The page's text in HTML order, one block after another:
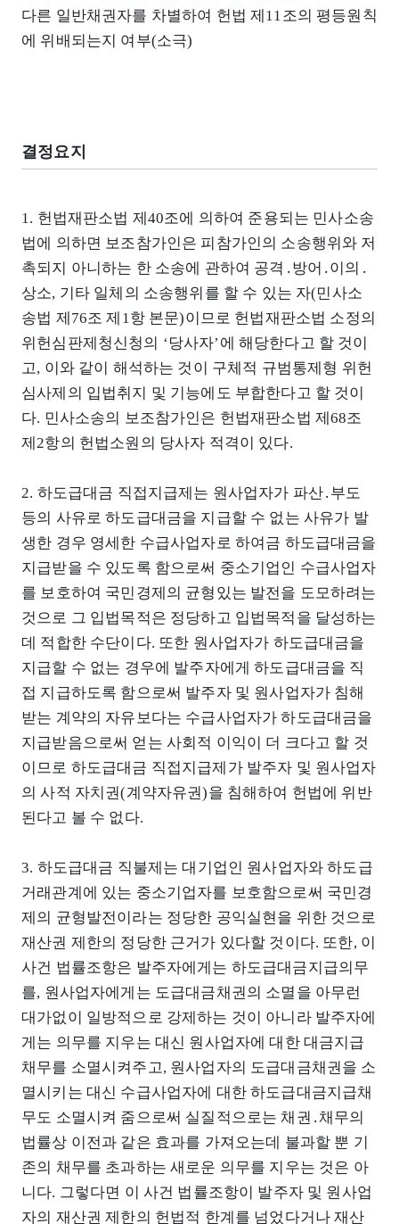
다른 일반채권자를 차별하여 헌법 제11조의 평등원칙
에 위배되는지 여부(소극)
결정요지
1. 헌법재판소법 제40조에 의하여 준용되는 민사소송
법에 의하면 보조참가인은 피참가인의 소송행위와 저
촉되지 아니하는 한 소송에 관하여 공격․방어․이의․
상소, 기타 일체의 소송행위를 할 수 있는 자(민사소
송법 제76조 제1항 본문)이므로 헌법재판소법 소정의
위헌심판제청신청의 ‘당사자’에 해당한다고 할 것이
고, 이와 같이 해석하는 것이 구체적 규범통제형 위헌
심사제의 입법취지 및 기능에도 부합한다고 할 것이
다. 민사소송의 보조참가인은 헌법재판소법 제68조
제2항의 헌법소원의 당사자 적격이 있다.
2. 하도급대금 직접지급제는 원사업자가 파산․부도
등의 사유로 하도급대금을 지급할 수 없는 사유가 발
생한 경우 영세한 수급사업자로 하여금 하도급대금을
지급받을 수 있도록 함으로써 중소기업인 수급사업자
를 보호하여 국민경제의 균형있는 발전을 도모하려는
것으로 그 입법목적은 정당하고 입법목적을 달성하는
데 적합한 수단이다. 또한 원사업자가 하도급대금을
지급할 수 없는 경우에 발주자에게 하도급대금을 직
접 지급하도록 함으로써 발주자 및 원사업자가 침해
받는 계약의 자유보다는 수급사업자가 하도급대금을
지급받음으로써 얻는 사회적 이익이 더 크다고 할 것
이므로 하도급대금 직접지급제가 발주자 및 원사업자
의 사적 자치권(계약자유권)을 침해하여 헌법에 위반
된다고 볼 수 없다.
3. 하도급대금 직불제는 대기업인 원사업자와 하도급
거래관계에 있는 중소기업자를 보호함으로써 국민경
제의 균형발전이라는 정당한 공익실현을 위한 것으로
재산권 제한의 정당한 근거가 있다할 것이다. 또한, 이
사건 법률조항은 발주자에게는 하도급대금지급의무
를, 원사업자에게는 도급대금채권의 소멸을 아무런
대가없이 일방적으로 강제하는 것이 아니라 발주자에
게는 의무를 지우는 대신 원사업자에 대한 대금지급
채무를 소멸시켜주고, 원사업자의 도급대금채권을 소
멸시키는 대신 수급사업자에 대한 하도급대금지급채
무도 소멸시켜 줌으로써 실질적으로는 채권․채무의
법률상 이전과 같은 효과를 가져오는데 불과할 뿐 기
존의 채무를 초과하는 새로운 의무를 지우는 것은 아
니다. 그렇다면 이 사건 법률조항이 발주자 및 원사업
자의 재산권 제한의 헌법적 한계를 넘었다거나 재산